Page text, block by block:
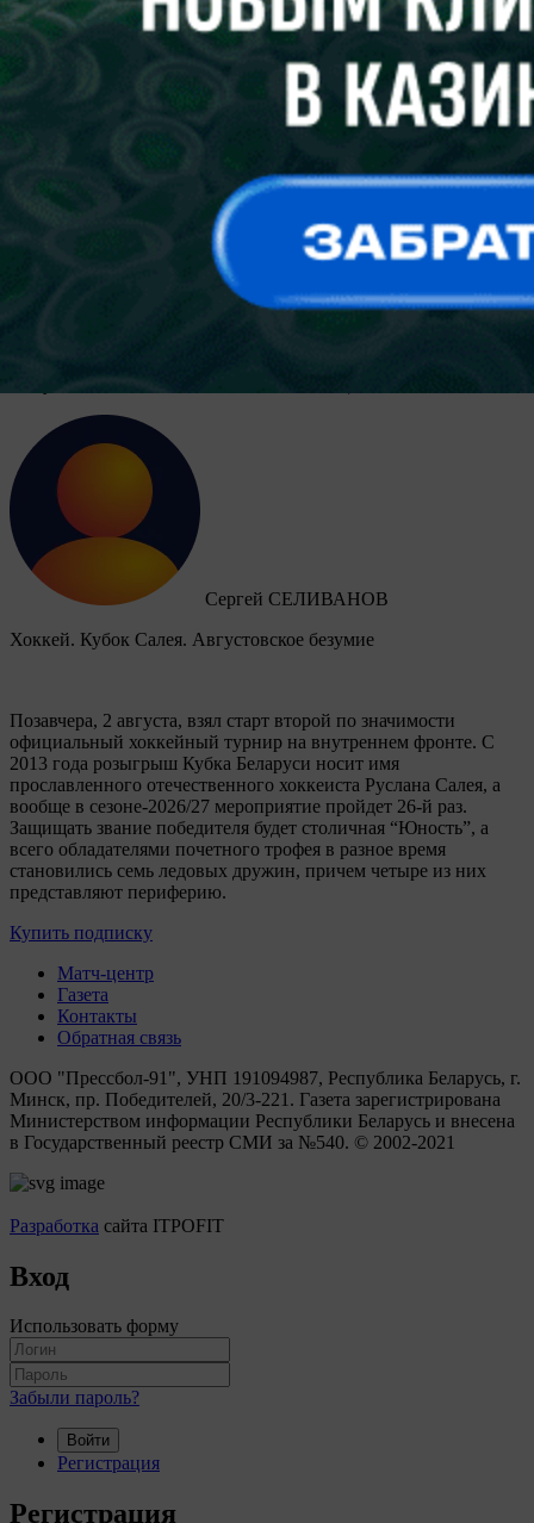
Александр КАНАНОВИЧ
Футзал. Александр Чибисов. Нахожусь в своей команде
Лучшим футзальным тренером Беларуси третий раз был
признан Александр ЧИБИСОВ — он привел “Столицу” к
золоту в чемпионате страны и выигрышу Кубка. В коллекции
42-летнего специалиста, тренерский дебют которого состоялся
в марте 2022 года, четыре победы в первенстве и по две в
Сергей СЕЛИВАНОВ
Хоккей. Кубок Салея. Августовское безумие
Позавчера, 2 августа, взял старт второй по значимости
официальный хоккейный турнир на внутреннем фронте. C
2013 года розыгрыш Кубка Беларуси носит имя
прославленного отечественного хоккеиста Руслана Салея, а
вообще в сезоне-2026/27 мероприятие пройдет 26-й раз.
Защищать звание победителя будет столичная “Юность”, а
всего обладателями почетного трофея в разное время
становились семь ледовых дружин, причем четыре из них
представляют периферию.
Купить подписку
Матч-центр
Газета
Контакты
Обратная связь
ООО "Прессбол-91", УНП 191094987, Республика Беларусь, г.
Минск, пр. Победителей, 20/3-221. Газета зарегистрирована
Министерством информации Республики Беларусь и внесена
в Государственный реестр СМИ за №540. © 2002-2021
Разработка сайта ITPOFIT
Вход
Использовать форму
Забыли пароль?
Войти
Регистрация
Регистрация